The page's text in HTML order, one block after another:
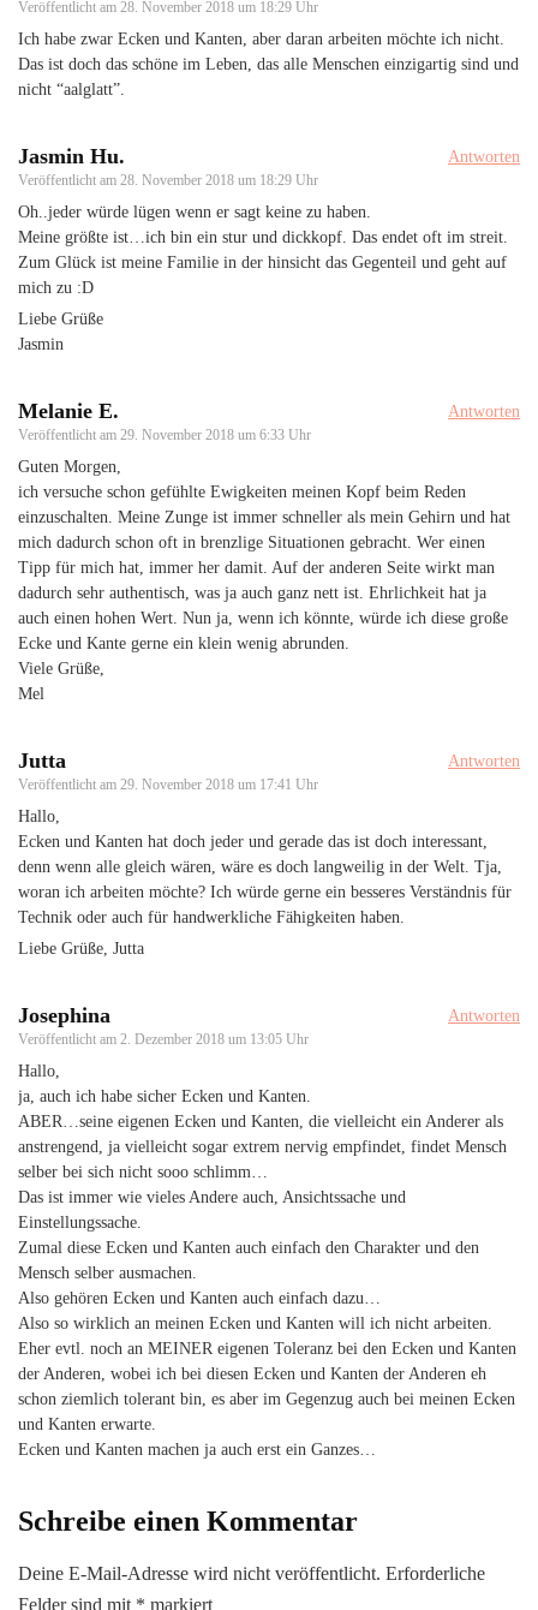
Veröffentlicht am 28. November 2018 um 18:29 Uhr
Ich habe zwar Ecken und Kanten, aber daran arbeiten möchte ich nicht.
Das ist doch das schöne im Leben, das alle Menschen einzigartig sind und
nicht “aalglatt”.
Jasmin Hu.
Veröffentlicht am 28. November 2018 um 18:29 Uhr
Antworten
Oh..jeder würde lügen wenn er sagt keine zu haben.
Meine größte ist…ich bin ein stur und dickkopf. Das endet oft im streit.
Zum Glück ist meine Familie in der hinsicht das Gegenteil und geht auf
mich zu :D
Liebe Grüße
Jasmin
Melanie E.
Veröffentlicht am 29. November 2018 um 6:33 Uhr
Antworten
Guten Morgen,
ich versuche schon gefühlte Ewigkeiten meinen Kopf beim Reden
einzuschalten. Meine Zunge ist immer schneller als mein Gehirn und hat
mich dadurch schon oft in brenzlige Situationen gebracht. Wer einen
Tipp für mich hat, immer her damit. Auf der anderen Seite wirkt man
dadurch sehr authentisch, was ja auch ganz nett ist. Ehrlichkeit hat ja
auch einen hohen Wert. Nun ja, wenn ich könnte, würde ich diese große
Ecke und Kante gerne ein klein wenig abrunden.
Viele Grüße,
Mel
Jutta
Veröffentlicht am 29. November 2018 um 17:41 Uhr
Antworten
Hallo,
Ecken und Kanten hat doch jeder und gerade das ist doch interessant,
denn wenn alle gleich wären, wäre es doch langweilig in der Welt. Tja,
woran ich arbeiten möchte? Ich würde gerne ein besseres Verständnis für
Technik oder auch für handwerkliche Fähigkeiten haben.
Liebe Grüße, Jutta
Josephina
Veröffentlicht am 2. Dezember 2018 um 13:05 Uhr
Antworten
Hallo,
ja, auch ich habe sicher Ecken und Kanten.
ABER…seine eigenen Ecken und Kanten, die vielleicht ein Anderer als
anstrengend, ja vielleicht sogar extrem nervig empfindet, findet Mensch
selber bei sich nicht sooo schlimm…
Das ist immer wie vieles Andere auch, Ansichtssache und
Einstellungssache.
Zumal diese Ecken und Kanten auch einfach den Charakter und den
Mensch selber ausmachen.
Also gehören Ecken und Kanten auch einfach dazu…
Also so wirklich an meinen Ecken und Kanten will ich nicht arbeiten.
Eher evtl. noch an MEINER eigenen Toleranz bei den Ecken und Kanten
der Anderen, wobei ich bei diesen Ecken und Kanten der Anderen eh
schon ziemlich tolerant bin, es aber im Gegenzug auch bei meinen Ecken
und Kanten erwarte.
Ecken und Kanten machen ja auch erst ein Ganzes…
Schreibe einen Kommentar
Deine E-Mail-Adresse wird nicht veröffentlicht. Erforderliche
Felder sind mit * markiert